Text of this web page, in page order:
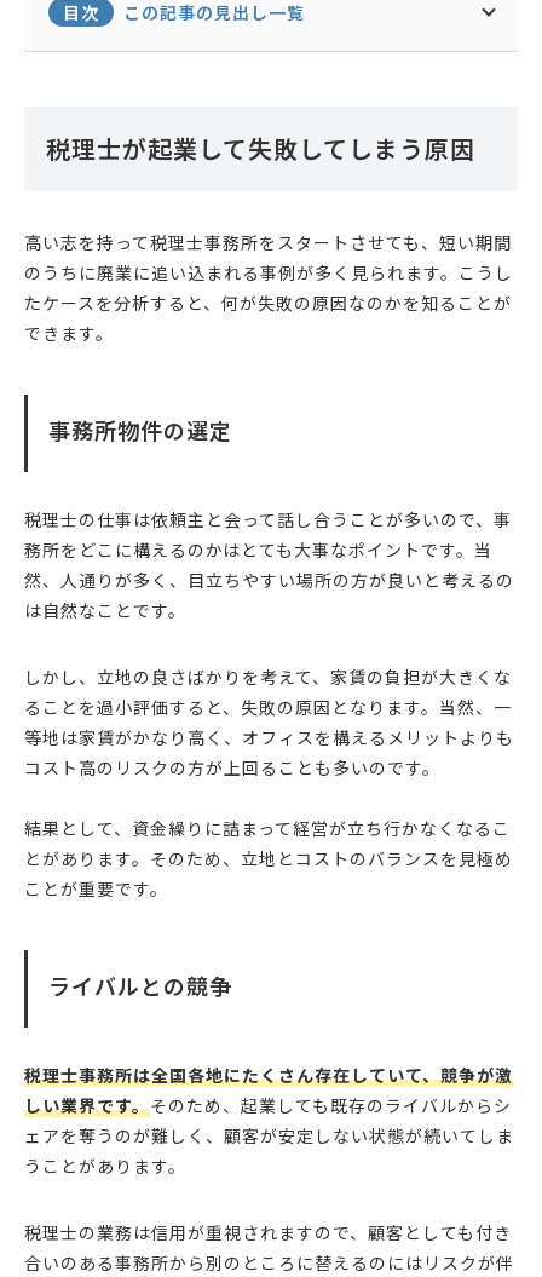
目次 この記事の見出し一覧
税理士が起業して失敗してしまう原因
高い志を持って税理士事務所をスタートさせても、短い期間
のうちに廃業に追い込まれる事例が多く見られます。こうし
たケースを分析すると、何が失敗の原因なのかを知ることが
できます。
事務所物件の選定
税理士の仕事は依頼主と会って話し合うことが多いので、事
務所をどこに構えるのかはとても大事なポイントです。当
然、人通りが多く、目立ちやすい場所の方が良いと考えるの
は自然なことです。
しかし、立地の良さばかりを考えて、家賃の負担が大きくな
ることを過小評価すると、失敗の原因となります。当然、一
等地は家賃がかなり高く、オフィスを構えるメリットよりも
コスト高のリスクの方が上回ることも多いのです。
結果として、資金繰りに詰まって経営が立ち行かなくなるこ
とがあります。そのため、立地とコストのバランスを見極め
ことが重要です。
ライバルとの競争
税理士事務所は全国各地にたくさん存在していて、競争が激
しい業界です。そのため、起業しても既存のライバルからシ
ェアを奪うのが難しく、顧客が安定しない状態が続いてしま
うことがあります。
税理士の業務は信用が重視されますので、顧客としても付き
合いのある事務所から別のところに替えるのにはリスクが伴